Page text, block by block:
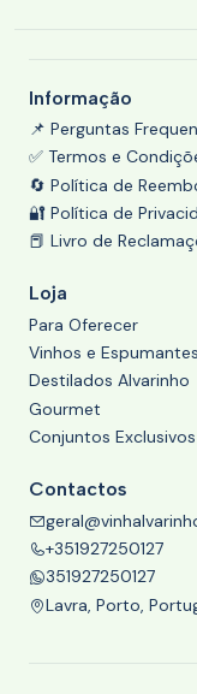
Informação
📌 Perguntas
✅ Termos e
🔄 Política de
🔐 Política de
📕 Livro de
Loja
Para Oferecer
Vinhos e Espumantes
Destilados Alvarinho
Gourmet
Conjuntos Exclusivos
Contactos
+351927250127
351927250127
Lavra, Porto,